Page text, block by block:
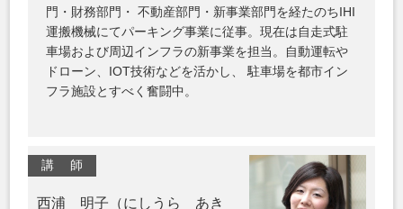
門・財務部門・ 不動産部門・新事業部門を経たのちIHI
運搬機械にてパーキング事業に従事。現在は自走式駐
車場および周辺インフラの新事業を担当。自動運転や
ドローン、IOT技術などを活かし、 駐車場を都市イン
フラ施設とすべく奮闘中。
講 師
西浦 明子（にしうら あき